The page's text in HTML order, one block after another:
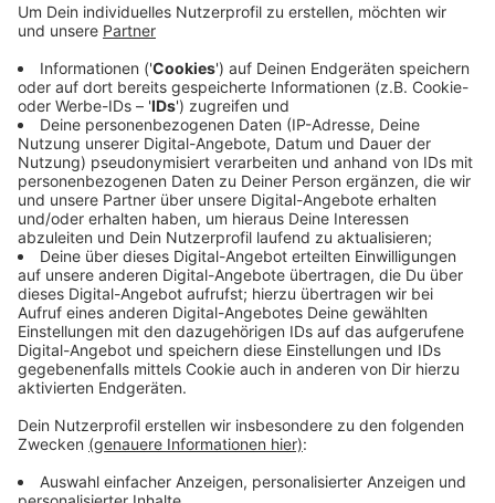
Restaurants, Sportclubs, Kinos - praktisch alles, was
Spaß macht, bleibt dicht. Und nicht nur das: Einige
Regeln werden sogar verschärft. Es kommen zwei
Dinge dazu: In größeren Geschäften dürfen nicht mehr
so viele Kunden rein. Es gilt die Regel: Ein Kunde auf 20
Quadratmetern. Und die Empfehlung für private
Zusammenkünfte wird nochmal enger gefasst: Jetzt
soll man nur noch mit maximal fünf Personen aus dem
eigenen und einem weiteren Haushalt
zusammenkommen. Kinder unter 14 fallen nicht in
diese Regelung. Für die Feiertage wird diese Zahl auf
maximal 10 ausgeweitet. In NRW bleiben die eigenen
vier Wände weiter unangetastet - Ordnungsämter und